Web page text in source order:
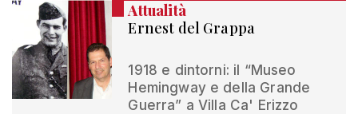
Attualità
Ernest del Grappa
1918 e dintorni: il “Museo
Hemingway e della Grande
Guerra” a Villa Ca' Erizzo